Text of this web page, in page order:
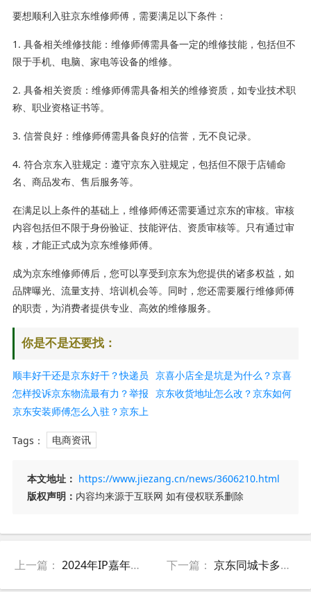
要想顺利入驻京东维修师傅，需要满足以下条件：
1. 具备相关维修技能：维修师傅需具备一定的维修技能，包括但不
限于手机、电脑、家电等设备的维修。
2. 具备相关资质：维修师傅需具备相关的维修资质，如专业技术职
称、职业资格证书等。
3. 信誉良好：维修师傅需具备良好的信誉，无不良记录。
4. 符合京东入驻规定：遵守京东入驻规定，包括但不限于店铺命
名、商品发布、售后服务等。
在满足以上条件的基础上，维修师傅还需要通过京东的审核。审核
内容包括但不限于身份验证、技能评估、资质审核等。只有通过审
核，才能正式成为京东维修师傅。
成为京东维修师傅后，您可以享受到京东为您提供的诸多权益，如
品牌曝光、流量支持、培训机会等。同时，您还需要履行维修师傅
的职责，为消费者提供专业、高效的维修服务。
你是不是还要找：
顺丰好干还是京东好干？快递员
的职责是什么？
京喜小店全是坑是为什么？京喜
和一淘一样吗？
怎样投诉京东物流最有力？举报
京东快递员有何方法？
京东收货地址怎么改？京东如何
京东安装师傅怎么入驻？京东上
门安装如何申请？
Tags：
电商资讯
本文地址： https://www.jiezang.cn/news/3606210.html
版权声明： 内容均来源于互联网 如有侵权联系删除
上一篇： 2024年IP嘉年华活动是什么时候？ip嘉年华活动规则 下一篇：京东同城卡多少钱一个月？同城卡有什么用？